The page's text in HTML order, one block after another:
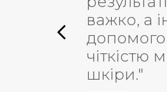
оком. Тому
з
недоліки та